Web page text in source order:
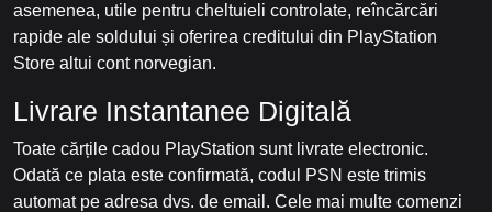
asemenea, utile pentru cheltuieli controlate, reîncărcări
rapide ale soldului și oferirea creditului din PlayStation
Store altui cont norvegian.
Livrare Instantanee Digitală
Toate cărțile cadou PlayStation sunt livrate electronic.
Odată ce plata este confirmată, codul PSN este trimis
automat pe adresa dvs. de email. Cele mai multe comenzi